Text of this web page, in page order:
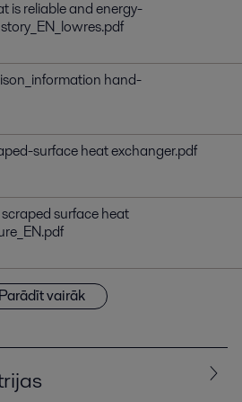
is reliable and energy-
hand-
surface heat exchanger.pdf
surface heat
Parādīt vairāk